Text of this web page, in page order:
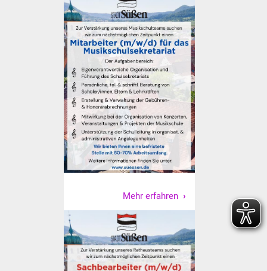
Stadtseniorenrat
Sommerwochen für
Ältere
Seniorenwohn- und
Pflegeheim
Familien
Familientreff
Schülerferienprogramm
Migration und Integration
Freundeskreis Asyl
Mehr erfahren